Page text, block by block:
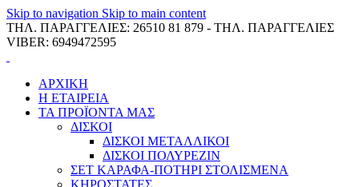
Skip to navigation Skip to main content
ΤΗΛ. ΠΑΡΑΓΓΕΛΙΕΣ: 26510 81 879 - ΤΗΛ. ΠΑΡΑΓΓΕΛΙΕΣ
VIBER: 6949472595
ΑΡΧΙΚΗ
Η ΕΤΑΙΡΕΙΑ
ΤΑ ΠΡΟΪΟΝΤΑ ΜΑΣ
ΔΙΣΚΟΙ
ΔΙΣΚΟΙ ΜΕΤΑΛΛΙΚΟΙ
ΔΙΣΚΟΙ ΠΟΛΥΡΕΖΙΝ
ΣΕΤ ΚΑΡΑΦΑ-ΠΟΤΗΡΙ ΣΤΟΛΙΣΜΕΝΑ
ΚΗΡΟΣΤΑΤΕΣ